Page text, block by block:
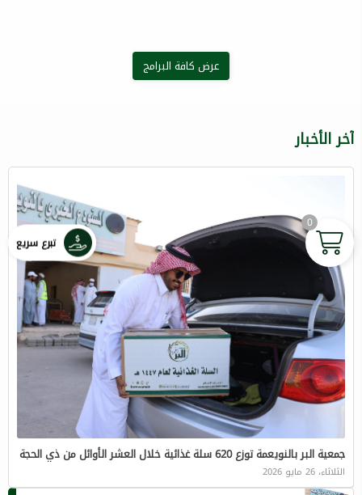
عرض كافة البرامج
آخر الأخبار
جمعية البر بالنويعمة توزع 620 سلة غذائية خلال العشر الأوائل من ذي الحجة
الثلاثاء، 26 مايو 2026
تبرع سريع
0